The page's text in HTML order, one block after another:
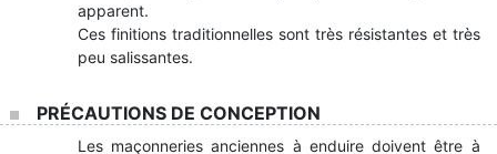
apparent.
Ces finitions traditionnelles sont très résistantes et très
peu salissantes.
PRÉCAUTIONS DE CONCEPTION
Les maçonneries anciennes à enduire doivent être à